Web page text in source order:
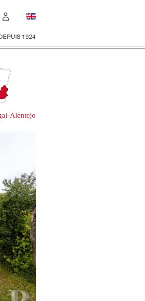
1924
Alentejo